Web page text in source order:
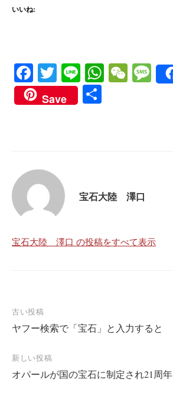
いいね:
Fa
ce
bo
T
wi
tte
Li
ne
W W M
es
Save
宝石大陸 澤口
宝石大陸 澤口 の投稿をすべて表示
投
稿
ナ
ビ
ゲ
古い投稿
ヤフー検索で「宝石」と入力すると
新しい投稿
オパールが国の宝石に制定され21周年